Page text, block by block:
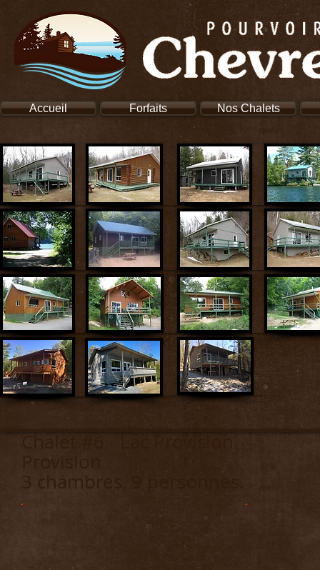
Accueil Forfaits Nos Chalets
Chalet #6 - Lac
Provision
3 chambres, 9 personnes.